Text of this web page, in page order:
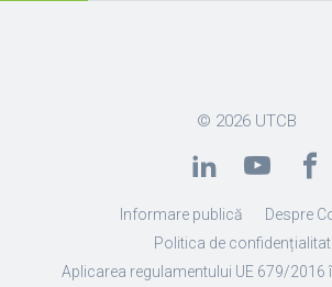
© 2026 UTCB
Informare publică
Despre
Politica de
Aplicarea regulamentului UE 679/2016